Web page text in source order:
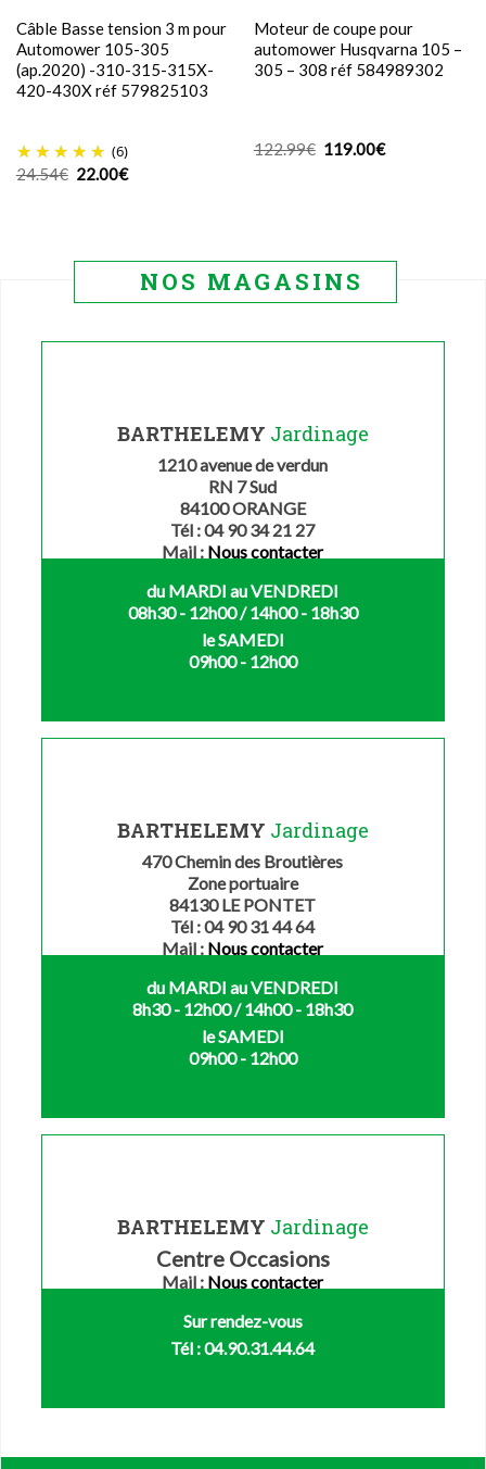
Câble Basse tension 3 m pour
Automower 105-305
(ap.2020) -310-315-315X-
420-430X réf 579825103
(6)
24.54€ Le
prix
22.00€Le
prix
Moteur de coupe pour
automower Husqvarna 105 –
305 – 308 réf 584989302
122.99€ Le
prix
119.00€Le
prix
NOS MAGASINS
BARTHELEMY Jardinage
1210 avenue de verdun
RN 7 Sud
84100 ORANGE
Tél : 04 90 34 21 27
Mail : Nous contacter
du MARDI au VENDREDI
08h30 - 12h00 / 14h00 - 18h30
le SAMEDI
09h00 - 12h00
BARTHELEMY Jardinage
470 Chemin des Broutières
Zone portuaire
84130 LE PONTET
Tél : 04 90 31 44 64
Mail : Nous contacter
du MARDI au VENDREDI
8h30 - 12h00 / 14h00 - 18h30
le SAMEDI
09h00 - 12h00
BARTHELEMY Jardinage
Centre Occasions
Mail : Nous contacter
Sur rendez-vous
Tél : 04.90.31.44.64